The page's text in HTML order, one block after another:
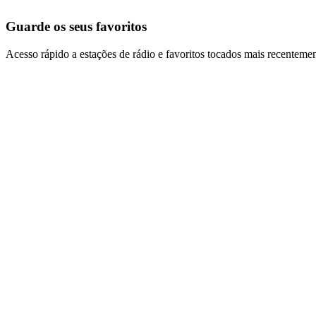
Guarde os seus favoritos
Acesso rápido a estações de rádio e favoritos tocados mais